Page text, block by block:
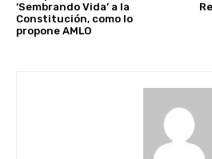
‘Sembrando Vida’ a la
Constitución, como lo
propone AMLO